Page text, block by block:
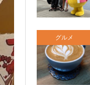
グルメ